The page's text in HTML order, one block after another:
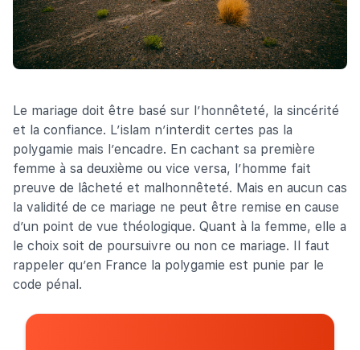
Le mariage doit être basé sur l’honnêteté, la sincérité
et la confiance. L’islam n’interdit certes pas la
polygamie mais l’encadre. En cachant sa première
femme à sa deuxième ou vice versa, l’homme fait
preuve de lâcheté et malhonnêteté. Mais en aucun cas
la validité de ce mariage ne peut être remise en cause
d’un point de vue théologique. Quant à la femme, elle a
le choix soit de poursuivre ou non ce mariage. Il faut
rappeler qu’en France la polygamie est punie par le
code pénal.